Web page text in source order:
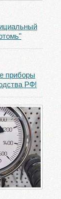
приборы
РФ!